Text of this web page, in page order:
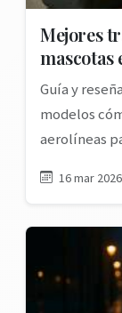
Mejores
mascotas
Guía y
modelos
aerolíneas
16 mar 2026